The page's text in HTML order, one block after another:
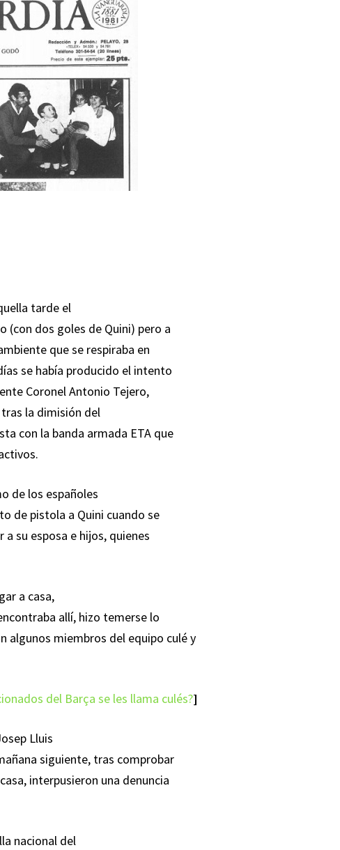
tarde el
(con dos goles de Quini) pero a
que se respiraba en
se había producido el intento
Coronel Antonio Tejero,
la dimisión del
con la banda armada ETA que
de los españoles
de pistola a Quini cuando se
su esposa e hijos, quienes
a casa,
allí, hizo temerse lo
algunos miembros del equipo culé y
del Barça se les llama culés?]
Lluis
siguiente, tras comprobar
interpusieron una denuncia
nacional del